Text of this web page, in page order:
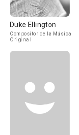
Duke Ellington
Compositor de la Música
Original